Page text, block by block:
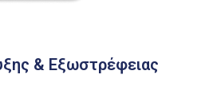
& Εξωστρέφειας